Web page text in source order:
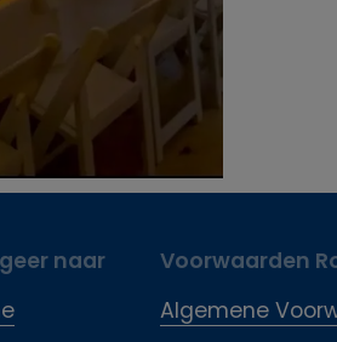
naar
Voorwaarden
Algemene